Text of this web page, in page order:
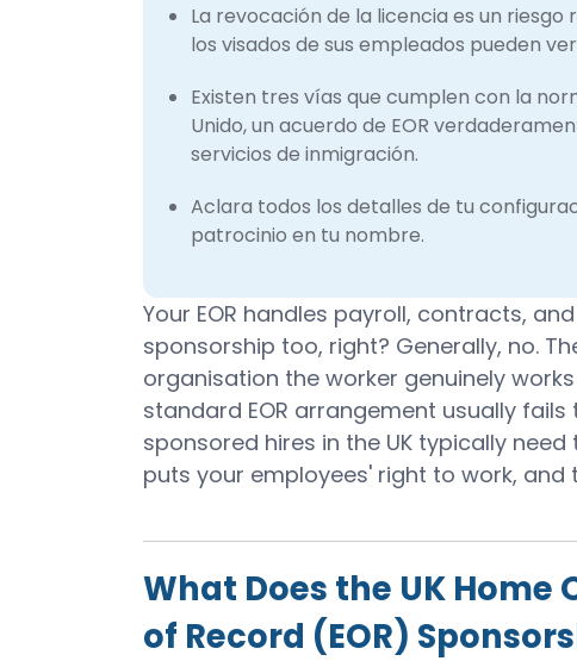
La revocación de la licencia es un
los visados de sus empleados pueden
Existen tres vías que cumplen con la
Unido, un acuerdo de EOR
servicios de inmigración.
Aclara todos los detalles de tu
patrocinio en tu nombre.
Your EOR handles payroll, contracts,
sponsorship too, right? Generally, no.
organisation the worker genuinely
standard EOR arrangement usually
sponsored hires in the UK typically
puts your employees' right to work, and
What Does the UK Home
of Record (EOR)